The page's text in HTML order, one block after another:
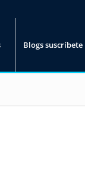
Blogs suscríbete